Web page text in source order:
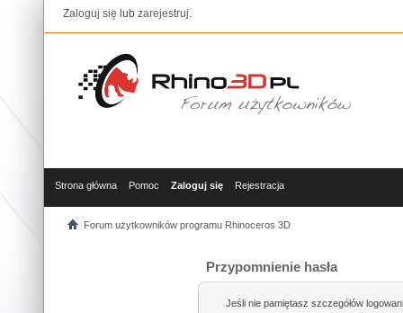
Zaloguj się lub zarejestruj.
Strona główna Pomoc Zaloguj się Rejestracja
Forum użytkowników programu Rhinoceros 3D
Przypomnienie hasła
Jeśli nie pamiętasz szczegółów